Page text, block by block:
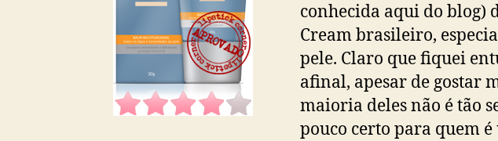
conhecida aqui do blog)
Cream brasileiro,
pele. Claro que fiquei
afinal, apesar de gostar
maioria deles não é tão
pouco certo para quem